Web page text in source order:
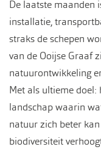
De laatste maanden
installatie,
straks de schepen
van de Ooijse Graaf
natuurontwikkeling
Met als ultieme doel:
landschap waarin
natuur zich beter
biodiversiteit